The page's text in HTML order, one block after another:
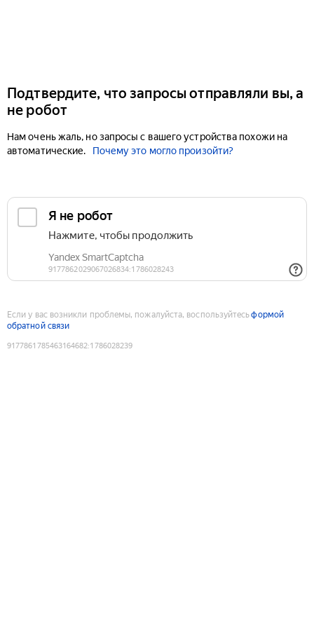
Подтвердите, что запросы отправляли вы, а
не робот
Нам очень жаль, но запросы с вашего устройства похожи на
автоматические.
Почему это могло произойти?
Если у вас возникли проблемы, пожалуйста, воспользуйтесьформой
обратной связи
9177861785463164682:1786028239